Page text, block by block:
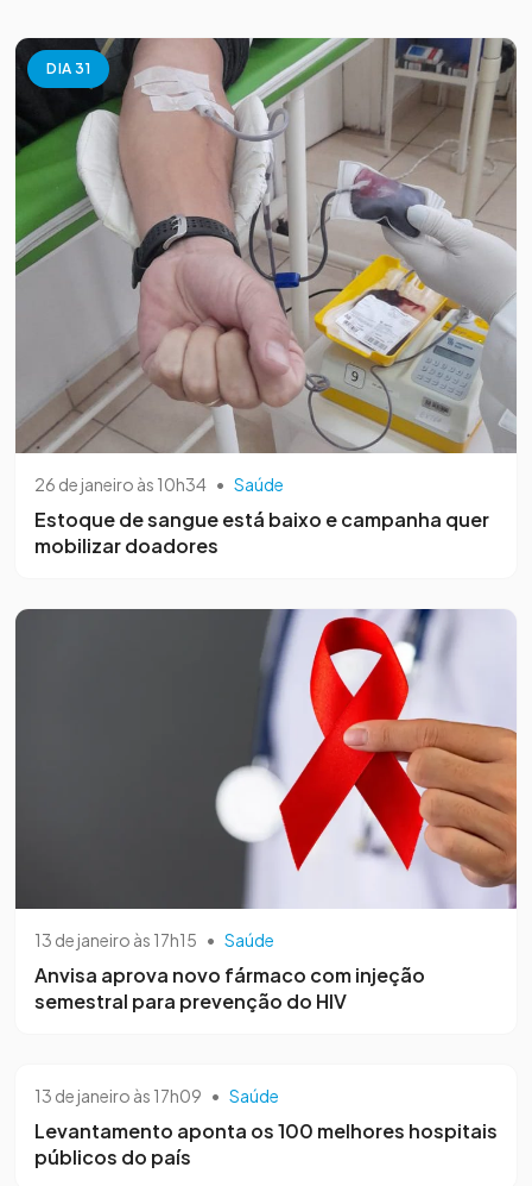
DIA 31
26 de janeiro às 10h34 • Saúde
Estoque de sangue está baixo e campanha quer
mobilizar doadores
13 de janeiro às 17h15 • Saúde
Anvisa aprova novo fármaco com injeção
semestral para prevenção do HIV
13 de janeiro às 17h09 • Saúde
Levantamento aponta os 100 melhores hospitais
públicos do país